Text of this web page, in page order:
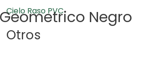
Cielo Raso PVC
Otros
Negro